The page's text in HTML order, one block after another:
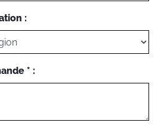
:
* :